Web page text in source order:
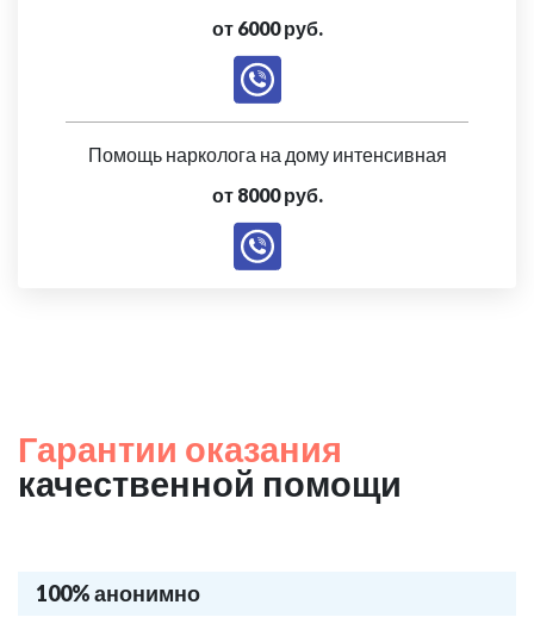
от 6000 руб.
Помощь нарколога на дому интенсивная
от 8000 руб.
Гарантии оказания
качественной помощи
100% анонимно